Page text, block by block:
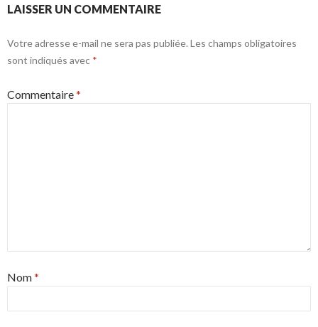
LAISSER UN COMMENTAIRE
Votre adresse e-mail ne sera pas publiée. Les champs obligatoires
sont indiqués avec *
Commentaire*
Nom*